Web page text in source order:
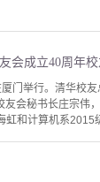
会成立40周年
门举行。清华校
会秘书长庄宗伟
和计算机系